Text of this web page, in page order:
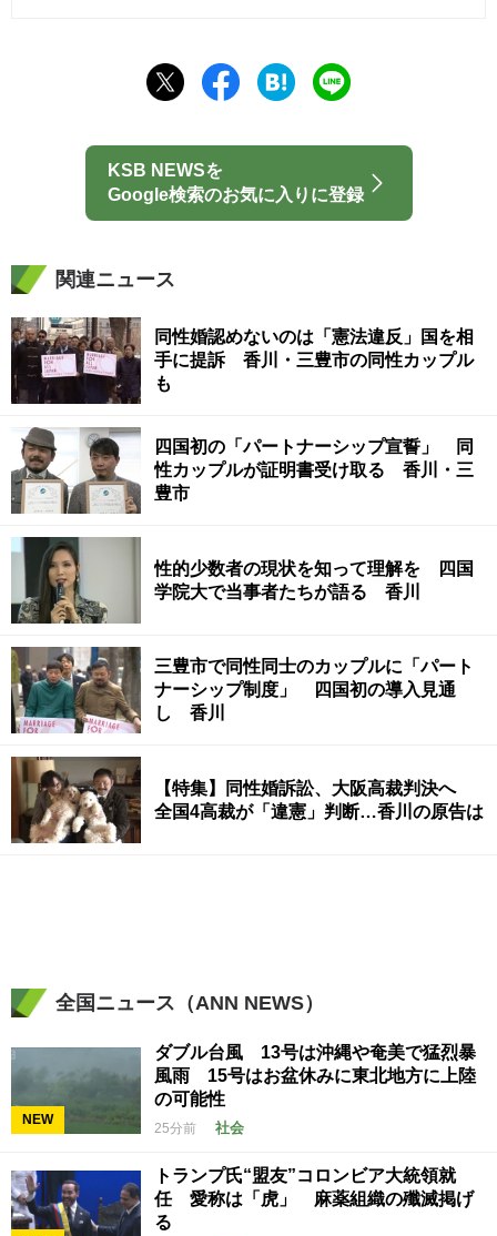
KSB NEWSを
Google検索のお気に入りに登録
関連ニュース
同性婚認めないのは「憲法違反」国を相
手に提訴 香川・三豊市の同性カップル
も
四国初の「パートナーシップ宣誓」 同
性カップルが証明書受け取る 香川・三
豊市
性的少数者の現状を知って理解を 四国
学院大で当事者たちが語る 香川
三豊市で同性同士のカップルに「パート
ナーシップ制度」 四国初の導入見通
し 香川
【特集】同性婚訴訟、大阪高裁判決へ
全国4高裁が「違憲」判断…香川の原告は
全国ニュース（ANN NEWS）
NEW
ダブル台風 13号は沖縄や奄美で猛烈暴
風雨 15号はお盆休みに東北地方に上陸
の可能性
25分前 社会
トランプ氏“盟友”コロンビア大統領就
任 愛称は「虎」 麻薬組織の殲滅掲げ
る